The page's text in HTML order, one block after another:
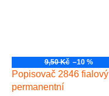
9,50 Kč –10 %
Popisovač 2846 fialový
permanentní